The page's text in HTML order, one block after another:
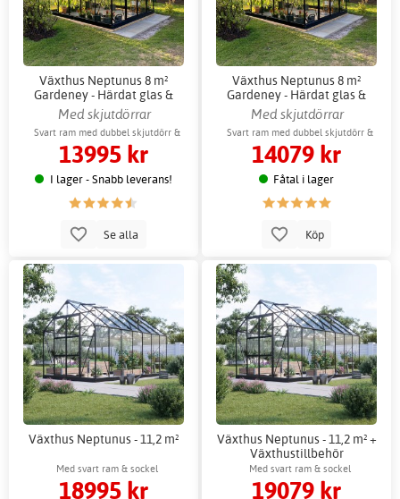
Växthus Neptunus 8 m²
Gardeney - Härdat glas &
aluminium
Med skjutdörrar
Svart ram med dubbel skjutdörr &
ventilationsfönster
13995 kr
I lager - Snabb leverans!
Se alla
Växthus Neptunus 8 m²
Gardeney - Härdat glas &
aluminium + Växthustillbehör
Med skjutdörrar
Svart ram med dubbel skjutdörr &
ventilationsfönster
14079 kr
Fåtal i lager
Köp
Växthus Neptunus - 11,2 m²
Med svart ram & sockel
18995 kr
Växthus Neptunus - 11,2 m² +
Växthustillbehör
Med svart ram & sockel
19079 kr